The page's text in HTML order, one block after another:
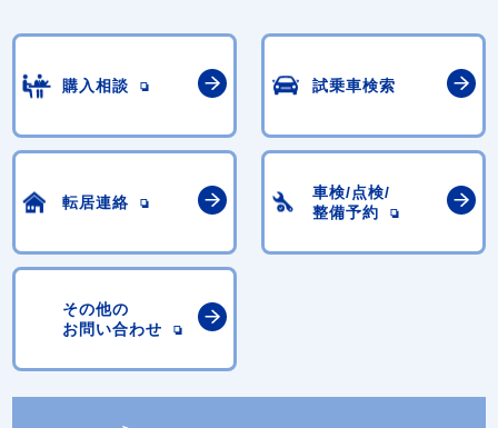
購入相談 試乗車検索
転居連絡
車検/点検/
整備予約
その他の
お問い合わせ